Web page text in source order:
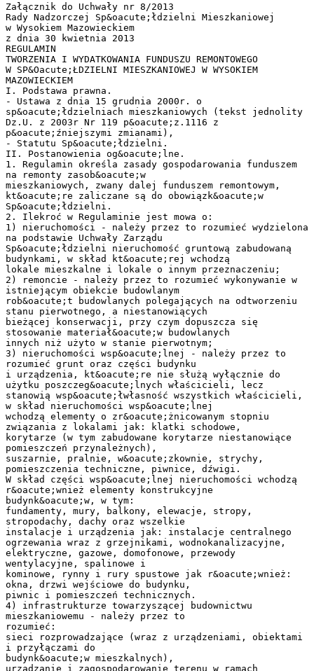
Załącznik do Uchwały nr 8/2013
Rady Nadzorczej Sp&oacute;łdzielni Mieszkaniowej
w Wysokiem Mazowieckiem
z dnia 30 kwietnia 2013
REGULAMIN
TWORZENIA I WYDATKOWANIA FUNDUSZU REMONTOWEGO
W SP&Oacute;ŁDZIELNI MIESZKANIOWEJ W WYSOKIEM
MAZOWIECKIEM
I. Podstawa prawna.
- Ustawa z dnia 15 grudnia 2000r. o
sp&oacute;łdzielniach mieszkaniowych (tekst jednolity
Dz.U. z 2003r Nr 119 p&oacute;z.1116 z
p&oacute;źniejszymi zmianami),
- Statutu Sp&oacute;łdzielni.
II. Postanowienia og&oacute;lne.
1. Regulamin określa zasady gospodarowania funduszem
na remonty zasob&oacute;w
mieszkaniowych, zwany dalej funduszem remontowym,
kt&oacute;re zaliczane są do obowiązk&oacute;w
Sp&oacute;łdzielni.
2. Ilekroć w Regulaminie jest mowa o:
1) nieruchomości - należy przez to rozumieć wydzielona
na podstawie Uchwały Zarządu
Sp&oacute;łdzielni nieruchomość gruntową zabudowaną
budynkami, w skład kt&oacute;rej wchodzą
lokale mieszkalne i lokale o innym przeznaczeniu;
2) remoncie - należy przez to rozumieć wykonywanie w
istniejącym obiekcie budowlanym
rob&oacute;t budowlanych polegających na odtworzeniu
stanu pierwotnego, a niestanowiących
bieżącej konserwacji, przy czym dopuszcza się
stosowanie materiał&oacute;w budowlanych
innych niż użyto w stanie pierwotnym;
3) nieruchomości wsp&oacute;lnej - należy przez to
rozumieć grunt oraz części budynku
i urządzenia, kt&oacute;re nie służą wyłącznie do
użytku poszczeg&oacute;lnych właścicieli, lecz
stanowią wsp&oacute;łwłasność wszystkich właścicieli,
w skład nieruchomości wsp&oacute;lnej
wchodzą elementy o zr&oacute;żnicowanym stopniu
związania z lokalami jak: klatki schodowe,
korytarze (w tym zabudowane korytarze niestanowiące
pomieszczeń przynależnych),
suszarnie, pralnie, w&oacute;zkownie, strychy,
pomieszczenia techniczne, piwnice, dźwigi.
W skład części wsp&oacute;lnej nieruchomości wchodzą
r&oacute;wnież elementy konstrukcyjne
budynk&oacute;w, w tym:
fundamenty, mury, balkony, elewacje, stropy,
stropodachy, dachy oraz wszelkie
instalacje i urządzenia jak: instalacje centralnego
ogrzewania wraz z grzejnikami, wodnokanalizacyjne,
elektryczne, gazowe, domofonowe, przewody
wentylacyjne, spalinowe i
kominowe, rynny i rury spustowe jak r&oacute;wnież:
okna, drzwi wejściowe do budynku,
piwnic i pomieszczeń technicznych.
4) infrastrukturze towarzyszącej budownictwu
mieszkaniowemu - należy przez to
rozumieć:
sieci rozprowadzające (wraz z urządzeniami, obiektami
i przyłączami do
budynk&oacute;w mieszkalnych),
urządzanie i zagospodarowanie terenu w ramach